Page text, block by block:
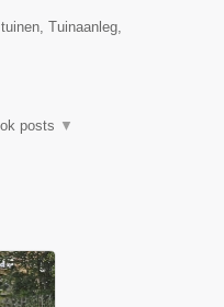
Tuinaanleg,
posts ▼